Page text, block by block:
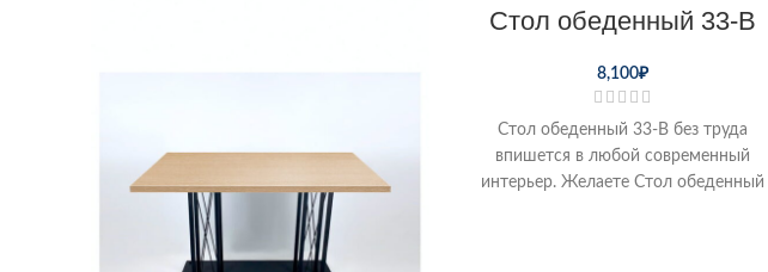
Стол обеденный 33-В
8,100₽
Стол обеденный 33-В без труда
впишется в любой современный
интерьер. Желаете Стол обеденный